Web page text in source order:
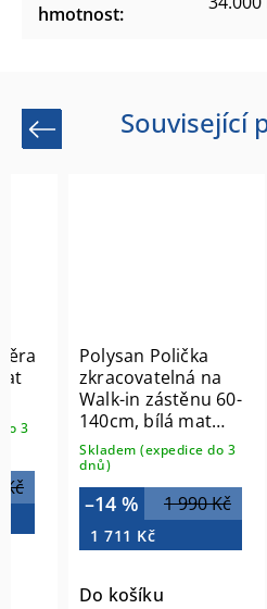
hmotnost:
Související
Previous
3
Polysan Polička
zkracovatelná na
Walk-in zástěnu 60-
140cm, bílá mat
EG1434
Skladem (expedice do 3
dnů)
1 990 Kč
–14 %
1 711 Kč
Do košíku